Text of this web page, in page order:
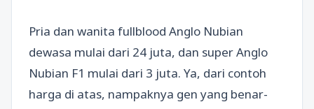
Pria dan wanita fullblood Anglo Nubian
dewasa mulai dari 24 juta, dan super Anglo
Nubian F1 mulai dari 3 juta. Ya, dari contoh
harga di atas, nampaknya gen yang benar-